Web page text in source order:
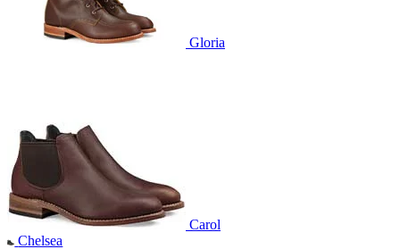
Gloria
Carol
Chelsea